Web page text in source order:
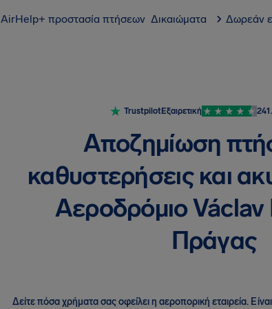
AirHelp+ προστασία πτήσεων Δικαιώματα Δωρεάν
TrustpilotΕξαιρετική
Αποζημίωση
καθυστερήσεις και
Αεροδρόμιο Václav
Πράγας
Δείτε πόσα χρήματα σας οφείλει η αεροπορική εταιρεία.